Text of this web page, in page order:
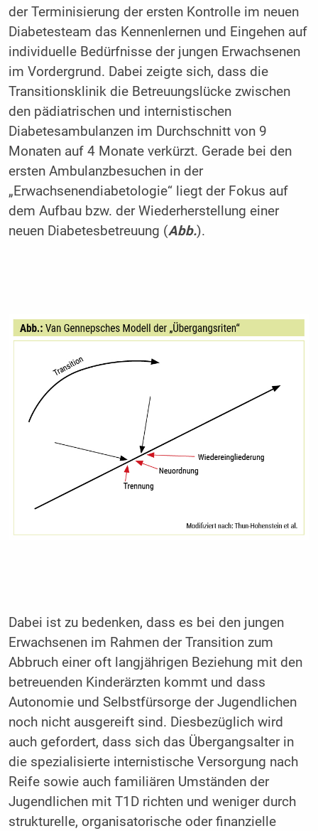
der Terminisierung der ersten Kontrolle im neuen
Diabetesteam das Kennenlernen und Eingehen auf
individuelle Bedürfnisse der jungen Erwachsenen
im Vordergrund. Dabei zeigte sich, dass die
Transitionsklinik die Betreuungslücke zwischen
den pädiatrischen und internistischen
Diabetesambulanzen im Durchschnitt von 9
Monaten auf 4 Monate verkürzt. Gerade bei den
ersten Ambulanzbesuchen in der
„Erwachsenendiabetologie“ liegt der Fokus auf
dem Aufbau bzw. der Wiederherstellung einer
neuen Diabetesbetreuung (Abb.).
Dabei ist zu bedenken, dass es bei den jungen
Erwachsenen im Rahmen der Transition zum
Abbruch einer oft langjährigen Beziehung mit den
betreuenden Kinderärzten kommt und dass
Autonomie und Selbstfürsorge der Jugendlichen
noch nicht ausgereift sind. Diesbezüglich wird
auch gefordert, dass sich das Übergangsalter in
die spezialisierte internistische Versorgung nach
Reife sowie auch familiären Umständen der
Jugendlichen mit T1D richten und weniger durch
strukturelle, organisatorische oder finanzielle